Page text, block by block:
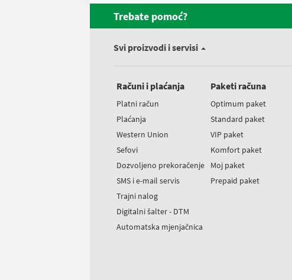
Trebate pomoć?
Svi proizvodi i servisi
Računi i plaćanja
Platni račun
Plaćanja
Western Union
Sefovi
Dozvoljeno prekoračenje
SMS i e-mail servis
Trajni nalog
Digitalni šalter - DTM
Automatska mjenjačnica
Paketi računa
Optimum paket
Standard paket
VIP paket
Komfort paket
Moj paket
Prepaid paket